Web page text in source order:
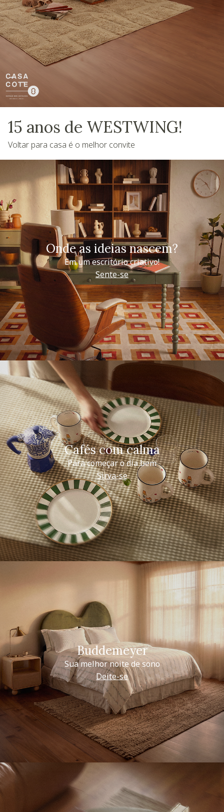
15 anos de WESTWING!
Voltar para casa é o melhor convite
Onde as ideias nascem?
Em um escritório criativo!
Sente-se
Cafés com calma
Para começar o dia bem
Sirva-se
Buddemeyer
Sua melhor noite de sono
Deite-se